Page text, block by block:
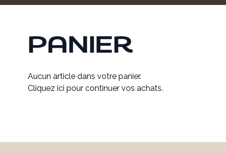
PANIER
Aucun article dans votre panier.
Cliquez ici pour continuer vos achats.